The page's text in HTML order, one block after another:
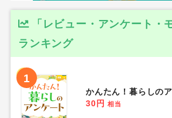
「レビュー・アンケート・
ランキング
1
かんたん！暮らしの
30円
相当